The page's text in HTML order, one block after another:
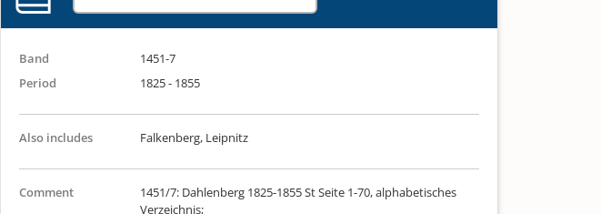
Band
1451-7
Period
1825 - 1855
Also includes Falkenberg, Leipnitz
Comment
1451/7: Dahlenberg 1825-1855 St Seite 1-70, alphabetisches
Verzeichnis;